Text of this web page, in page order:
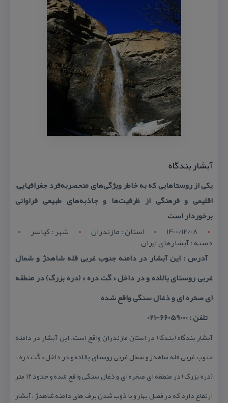
آبشار بندگاه
یكی از روستاهایی كه به خاطر ویژگی‌های منحصربه‌فرد جغرافیایی،
اقلیمی و فرهنگی از ظرفیت‌ها و جاذبه‌های طبیعی فراوانی
برخوردار است
1400/12/08
استان : مازندران شهر : کياسر
دسته : آبشارهای ایران
آدرس : این آبشار در دامنه جنوب غربی قله شاهدژ و شمال
غربی روستای بالاده و در داخل « گَت دره » (دره بزرگ) در منطقه
ای صخره ای و ذغال سنگی واقع شده
تلفن : 66059000-021
آبشار بندگاه (بندگا) در استان مازندران واقع است. این آبشار در دامنه
جنوب غربی قله شاهدژ و شمال غربی روستای بالاده و در داخل « گَت دره »
(دره بزرگ) در منطقه ای صخره ای و ذغال سنگی واقع شده و حدود ۱۲ متر
ارتفاع دارد كه در فصل بهار و با ذوب شدن برف های دامنه شاهدژ ، آبشار